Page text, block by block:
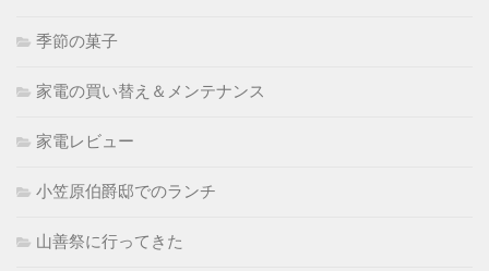
季節の菓子
家電の買い替え＆メンテナンス
家電レビュー
小笠原伯爵邸でのランチ
山善祭に行ってきた